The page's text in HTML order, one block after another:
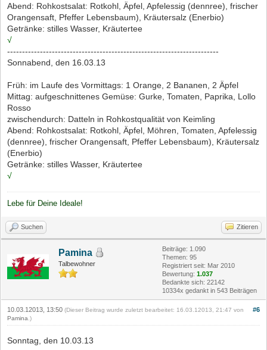
Abend: Rohkostsalat: Rotkohl, Äpfel, Apfelessig (dennree), frischer
Orangensaft, Pfeffer Lebensbaum), Kräutersalz (Enerbio)
Getränke: stilles Wasser, Kräutertee
√
-----------------------------------------------------------------------
Sonnabend, den 16.03.13
Früh: im Laufe des Vormittags: 1 Orange, 2 Bananen, 2 Äpfel
Mittag: aufgeschnittenes Gemüse: Gurke, Tomaten, Paprika, Lollo
Rosso
zwischendurch: Datteln in Rohkostqualität von Keimling
Abend: Rohkostsalat: Rotkohl, Äpfel, Möhren, Tomaten, Apfelessig
(dennree), frischer Orangensaft, Pfeffer Lebensbaum), Kräutersalz
(Enerbio)
Getränke: stilles Wasser, Kräutertee
√
Lebe für Deine Ideale!
Suchen Zitieren
Pamina
Talbewohner
Beiträge: 1.090
Themen: 95
Registriert seit: Mar 2010
Bewertung: 1.037
Bedankte sich: 22142
10334x gedankt in 543 Beiträgen
#6
10.03.12013, 13:50 (Dieser Beitrag wurde zuletzt bearbeitet: 16.03.12013, 21:47 von
Pamina .)
Sonntag, den 10.03.13